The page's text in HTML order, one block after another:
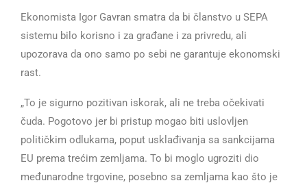
Ekonomista Igor Gavran smatra da bi članstvo u SEPA
sistemu bilo korisno i za građane i za privredu, ali
upozorava da ono samo po sebi ne garantuje ekonomski
rast.
„To je sigurno pozitivan iskorak, ali ne treba očekivati
čuda. Pogotovo jer bi pristup mogao biti uslovljen
političkim odlukama, poput usklađivanja sa sankcijama
EU prema trećim zemljama. To bi moglo ugroziti dio
međunarodne trgovine, posebno sa zemljama kao što je